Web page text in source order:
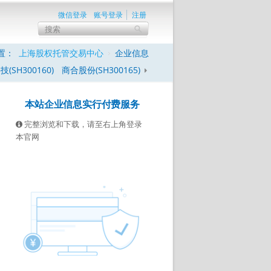
微信登录 账号登录 注册
： 上海股权托管交易中心
企业信息
(SH300160)
商合股份(SH300165)
本站企业信息实行付费服务
完整浏览和下载，请至右上角登录
本官网